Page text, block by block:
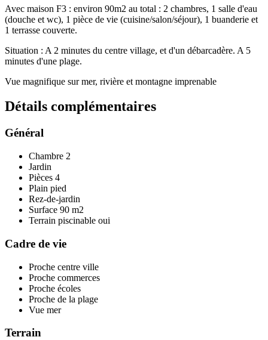
Avec maison F3 : environ 90m2 au total : 2 chambres, 1 salle d'eau
(douche et wc), 1 pièce de vie (cuisine/salon/séjour), 1 buanderie et
1 terrasse couverte.
Situation : A 2 minutes du centre village, et d'un débarcadère. A 5
minutes d'une plage.
Vue magnifique sur mer, rivière et montagne imprenable
Détails complémentaires
Général
Chambre 2
Jardin
Pièces 4
Plain pied
Rez-de-jardin
Surface 90 m2
Terrain piscinable oui
Cadre de vie
Proche centre ville
Proche commerces
Proche écoles
Proche de la plage
Vue mer
Terrain